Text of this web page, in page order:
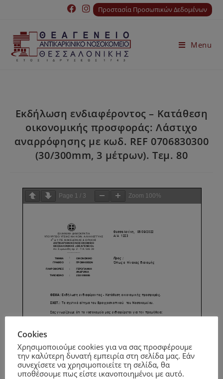
Προστασία Προσωπικών Δεδομένων
Menu
Εκδήλωση ενδιαφέροντος – Κατάθεση
οικονομικής προσφοράς: Λάστιχο
αναρρόφησης με κωδ. REF 0706830300
(30/300mm, 3 μέτρων). Τεμ. 80
Page 1 / 3 Zoom 100%
Cookies
Χρησιμοποιούμε cookies για να σας προσφέρουμε
την καλύτερη δυνατή εμπειρία στη σελίδα μας. Εάν
συνεχίσετε να χρησιμοποιείτε τη σελίδα, θα
υποθέσουμε πως είστε ικανοποιημένοι με αυτό.